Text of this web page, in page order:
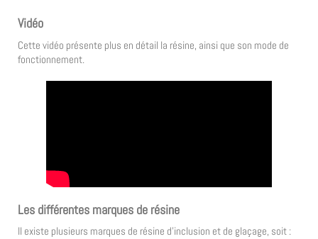
Vidéo
Cette vidéo présente plus en détail la résine, ainsi que son mode de
fonctionnement.
Les différentes marques de résine
Il existe plusieurs marques de résine d’inclusion et de glaçage, soit :